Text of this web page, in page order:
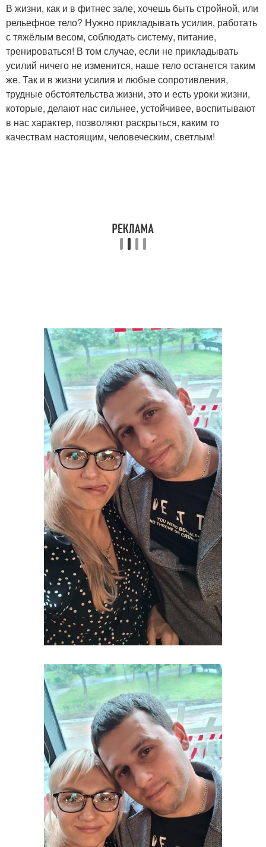
В жизни, как и в фитнес зале, хочешь быть стройной, или
рельефное тело? Нужно прикладывать усилия, работать
с тяжёлым весом, соблюдать систему, питание,
тренироваться! В том случае, если не прикладывать
усилий ничего не изменится, наше тело останется таким
же. Так и в жизни усилия и любые сопротивления,
трудные обстоятельства жизни, это и есть уроки жизни,
которые, делают нас сильнее, устойчивее, воспитывают
в нас характер, позволяют раскрыться, каким то
качествам настоящим, человеческим, светлым!